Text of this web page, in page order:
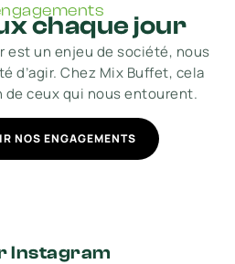
chaque jour
est un enjeu de société, nous
d’agir. Chez Mix Buffet, cela
ceux qui nous entourent.
NOS ENGAGEMENTS
Instagram